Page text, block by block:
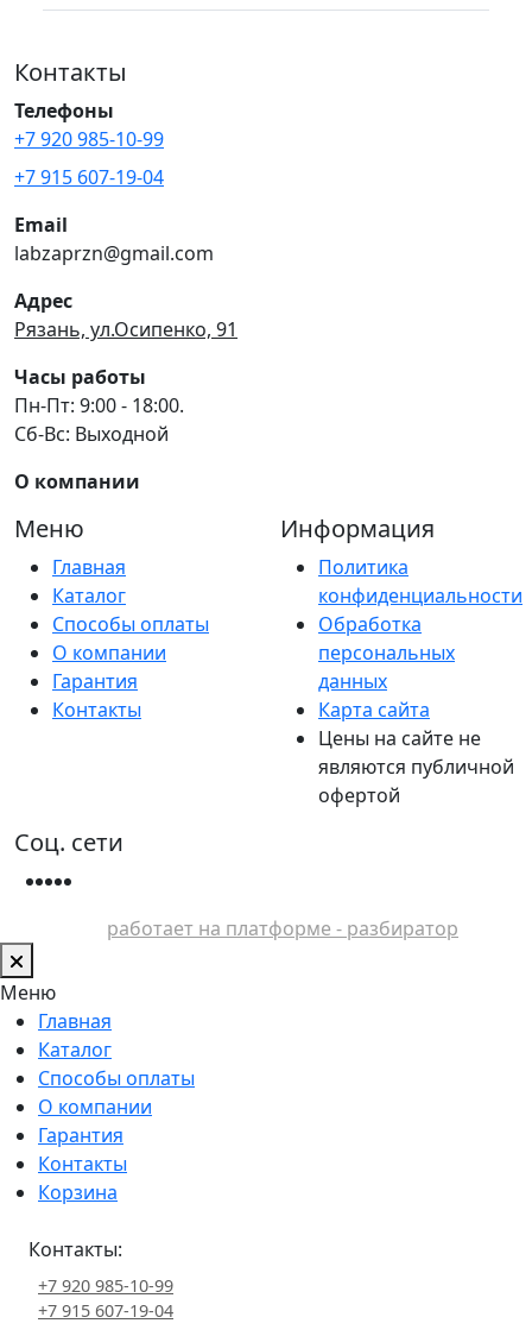
Контакты
Телефоны
+7 920 985-10-99
+7 915 607-19-04
Email
labzaprzn@gmail.com
Адрес
Рязань, ул.Осипенко, 91
Часы работы
Пн-Пт: 9:00 - 18:00.
Сб-Вс: Выходной
О компании
Меню
Главная
Каталог
Способы оплаты
О компании
Гарантия
Контакты
Информация
Политика
конфиденциальности
Обработка
персональных
данных
Карта сайта
Цены на сайте не
являются публичной
офертой
Соц. сети
работает на платформе - разбиратор
Меню
Главная
Каталог
Способы оплаты
О компании
Гарантия
Контакты
Корзина
Контакты:
+7 920 985-10-99
+7 915 607-19-04